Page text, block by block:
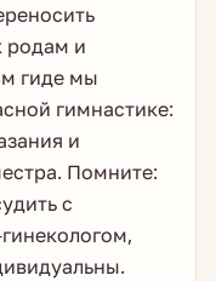
родам и
гиде мы
гимнастике:
и
Помните:
с